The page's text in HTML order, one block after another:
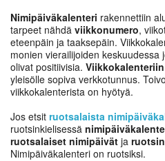
Nimipäiväkalenteri rakennettiin
tarpeet nähdä viikkonumero,
eteenpäin ja taaksepäin.
monien vierailijoiden
olivat positiivisia. Viikkokalenteriin
yleisölle sopiva verkkotunnus.
viikkokalenterista on hyötyä.
Jos etsit ruotsalaista
ruotsinkielisessä
ruotsalaiset nimipäivät ja
Nimipäiväkalenteri on ruotsiksi.